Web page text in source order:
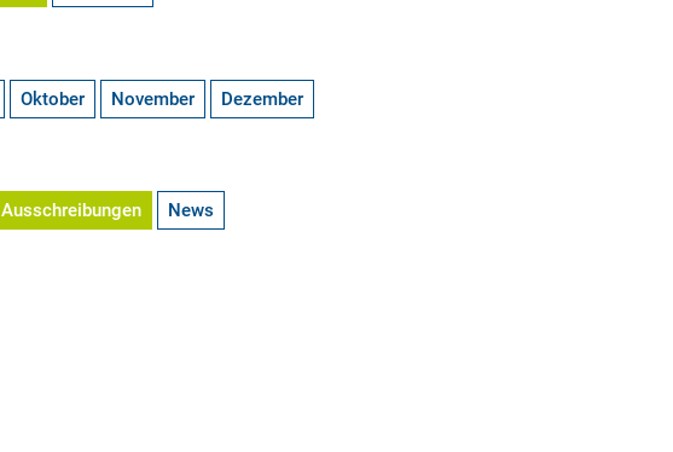
Oktober November Dezember
Ausschreibungen News